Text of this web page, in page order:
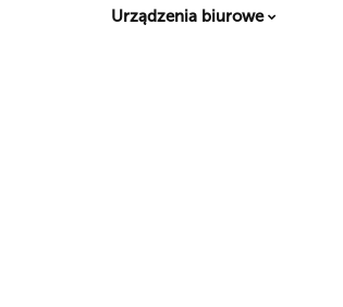
Urządzenia biurowe